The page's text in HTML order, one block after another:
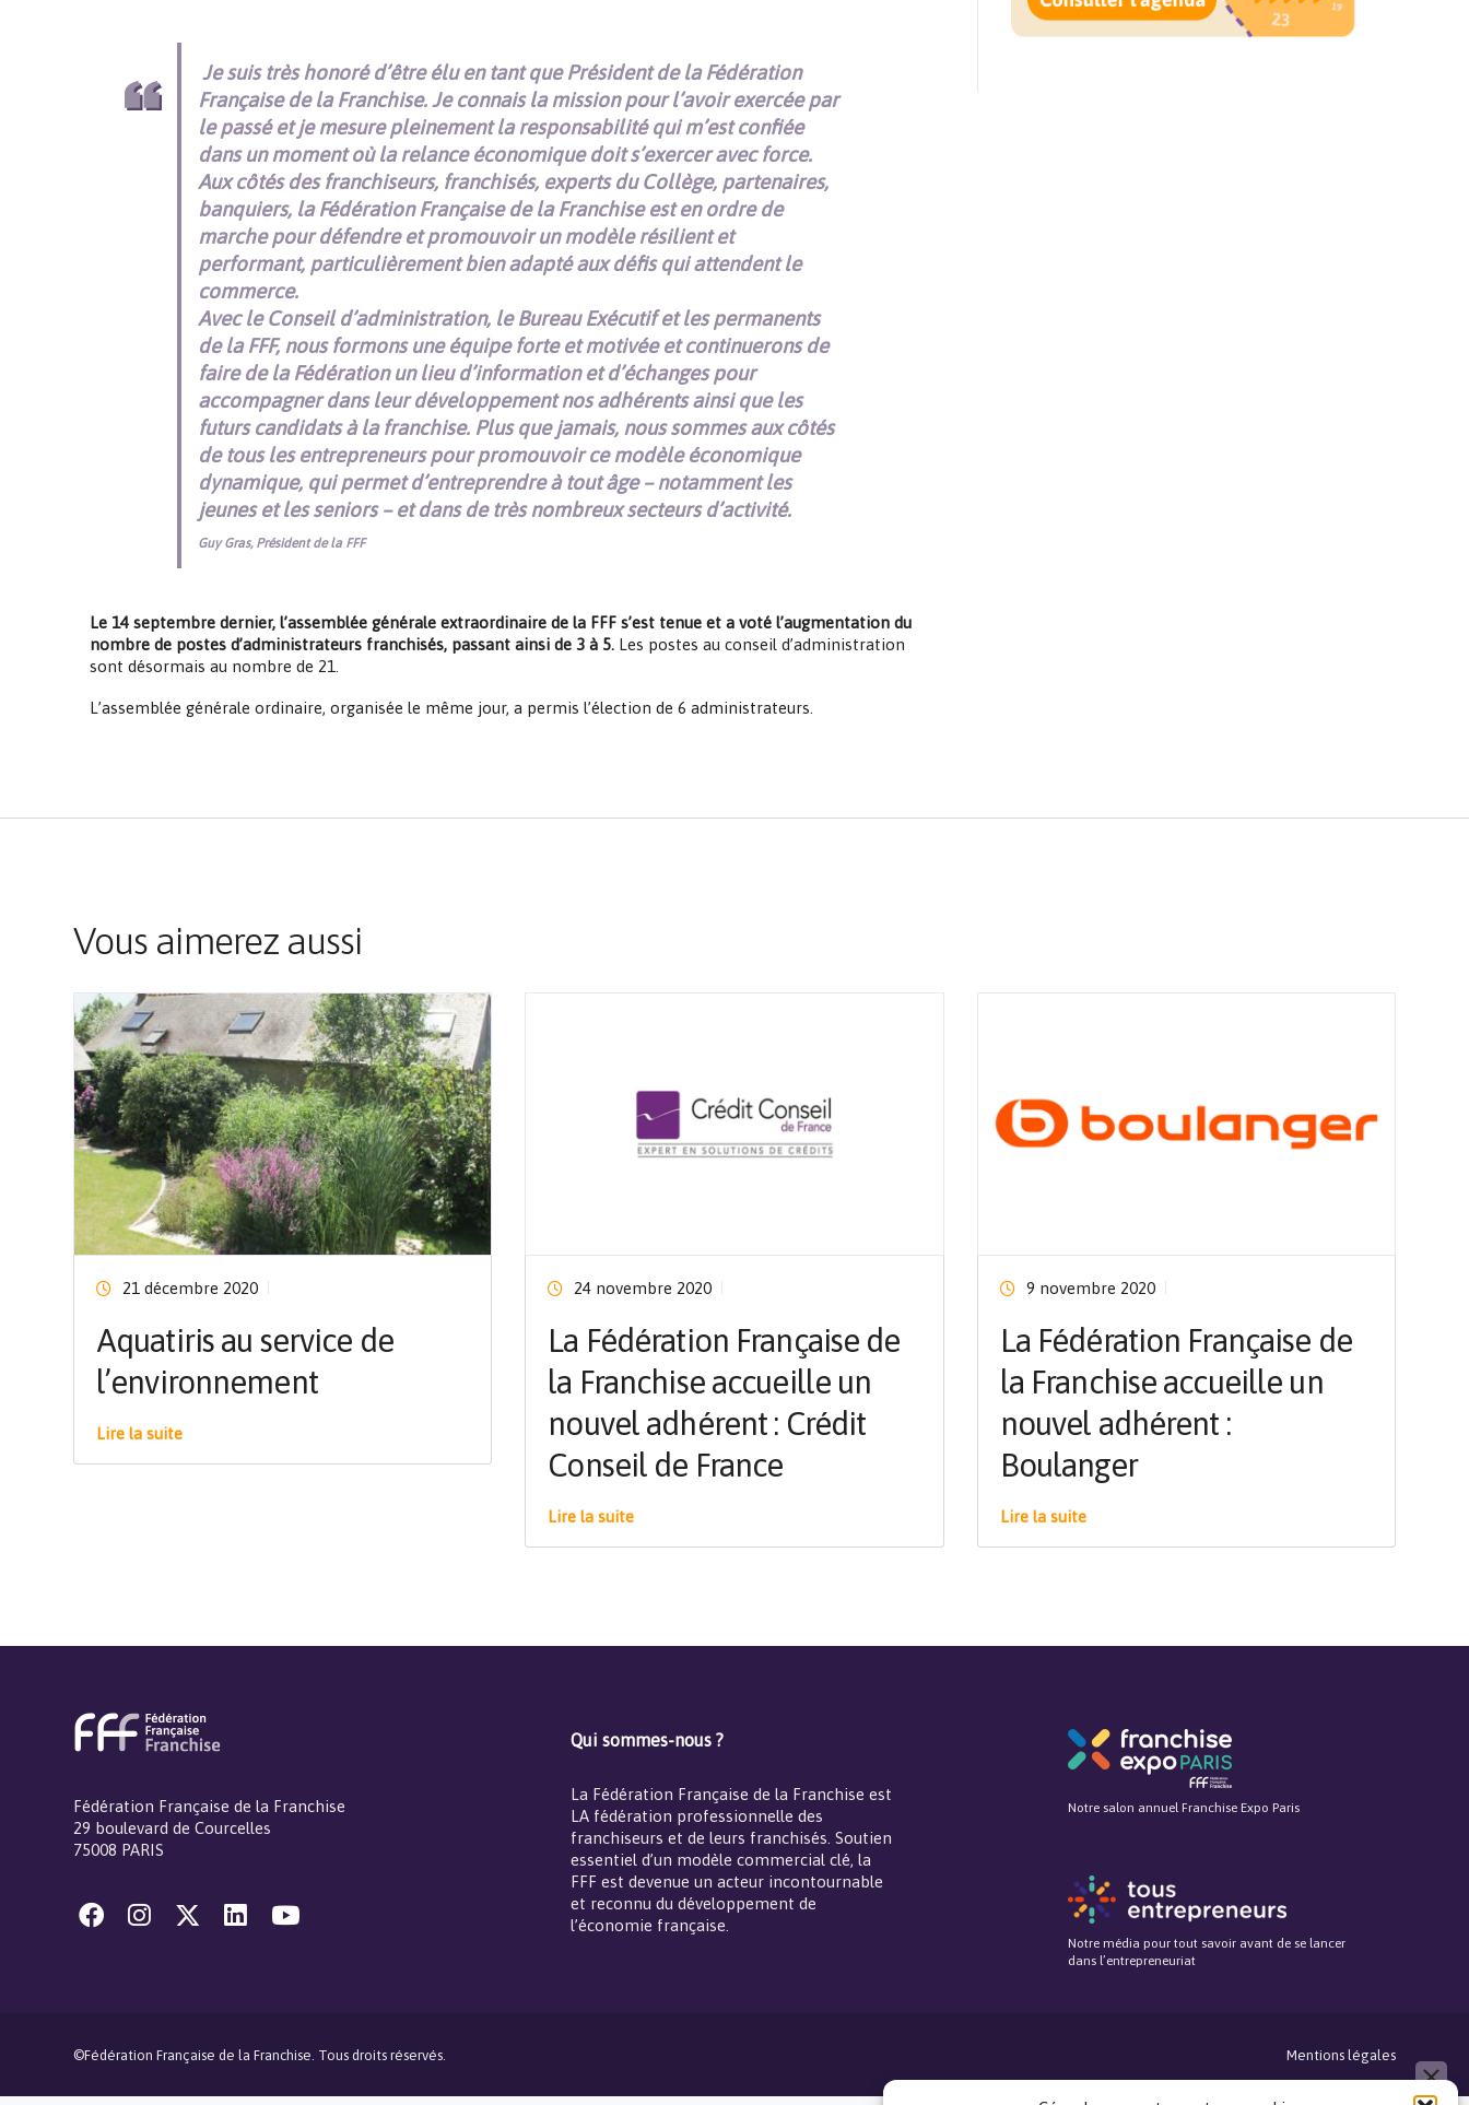
Je suis très honoré d’être élu en tant que Président de la Fédération
Française de la Franchise. Je connais la mission pour l’avoir exercée par
le passé et je mesure pleinement la responsabilité qui m’est confiée
dans un moment où la relance économique doit s’exercer avec force.
Aux côtés des franchiseurs, franchisés, experts du Collège, partenaires,
banquiers, la Fédération Française de la Franchise est en ordre de
marche pour défendre et promouvoir un modèle résilient et
performant, particulièrement bien adapté aux défis qui attendent le
commerce.
Avec le Conseil d’administration, le Bureau Exécutif et les permanents
de la FFF, nous formons une équipe forte et motivée et continuerons de
faire de la Fédération un lieu d’information et d’échanges pour
accompagner dans leur développement nos adhérents ainsi que les
futurs candidats à la franchise. Plus que jamais, nous sommes aux côtés
de tous les entrepreneurs pour promouvoir ce modèle économique
dynamique, qui permet d’entreprendre à tout âge – notamment les
jeunes et les seniors – et dans de très nombreux secteurs d’activité.
Guy Gras, Président de la FFF
Le 14 septembre dernier, l’assemblée générale extraordinaire de la FFF s’est tenue et a voté l’augmentation du
nombre de postes d’administrateurs franchisés, passant ainsi de 3 à 5. Les postes au conseil d’administration
sont désormais au nombre de 21.
L’assemblée générale ordinaire, organisée le même jour, a permis l’élection de 6 administrateurs.
Vous aimerez aussi
21 décembre 2020
Aquatiris au service de
l’environnement
Lire la suite
24 novembre 2020
La Fédération Française de
la Franchise accueille un
nouvel adhérent : Crédit
Conseil de France
Lire la suite
9 novembre 2020
La Fédération Française de
la Franchise accueille un
nouvel adhérent :
Boulanger
Lire la suite
Fédération Française de la Franchise
29 boulevard de Courcelles
75008 PARIS
Qui sommes-nous ?
La Fédération Française de la Franchise est
LA fédération professionnelle des
franchiseurs et de leurs franchisés. Soutien
essentiel d’un modèle commercial clé, la
FFF est devenue un acteur incontournable
et reconnu du développement de
l’économie française.
Notre salon annuel Franchise Expo Paris
Notre média pour tout savoir avant de se lancer
dans l’entrepreneuriat
©Fédération Française de la Franchise. Tous droits réservés. Mentions légales
close